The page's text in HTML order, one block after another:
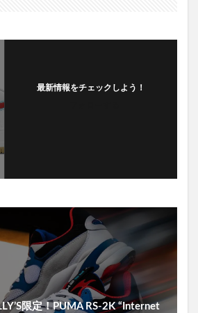
最新情報をチェックしよう！
限定！PUMA RS-2K “Internet